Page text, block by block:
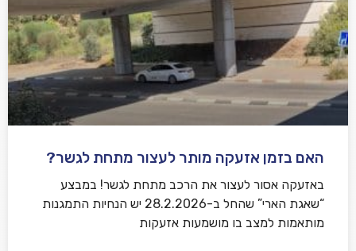
האם בזמן אזעקה מותר לעצור מתחת לגשר?
באזעקה אסור לעצור את הרכב מתחת לגשר! במבצע
“שאגת הארי” שהחל ב-28.2.2026 יש הנחיות התמגנות
מותאמות למצב בו מושמעות אזעקות